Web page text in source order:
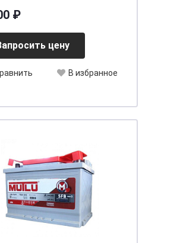
₽
цену
В избранное